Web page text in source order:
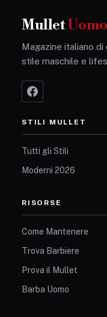
MulletUomo
Magazine italiano di
stile maschile e
STILI MULLET
Tutti gli Stili
Moderni 2026
RISORSE
Come Mantenere
Trova Barbiere
Prova il Mullet
Barba Uomo